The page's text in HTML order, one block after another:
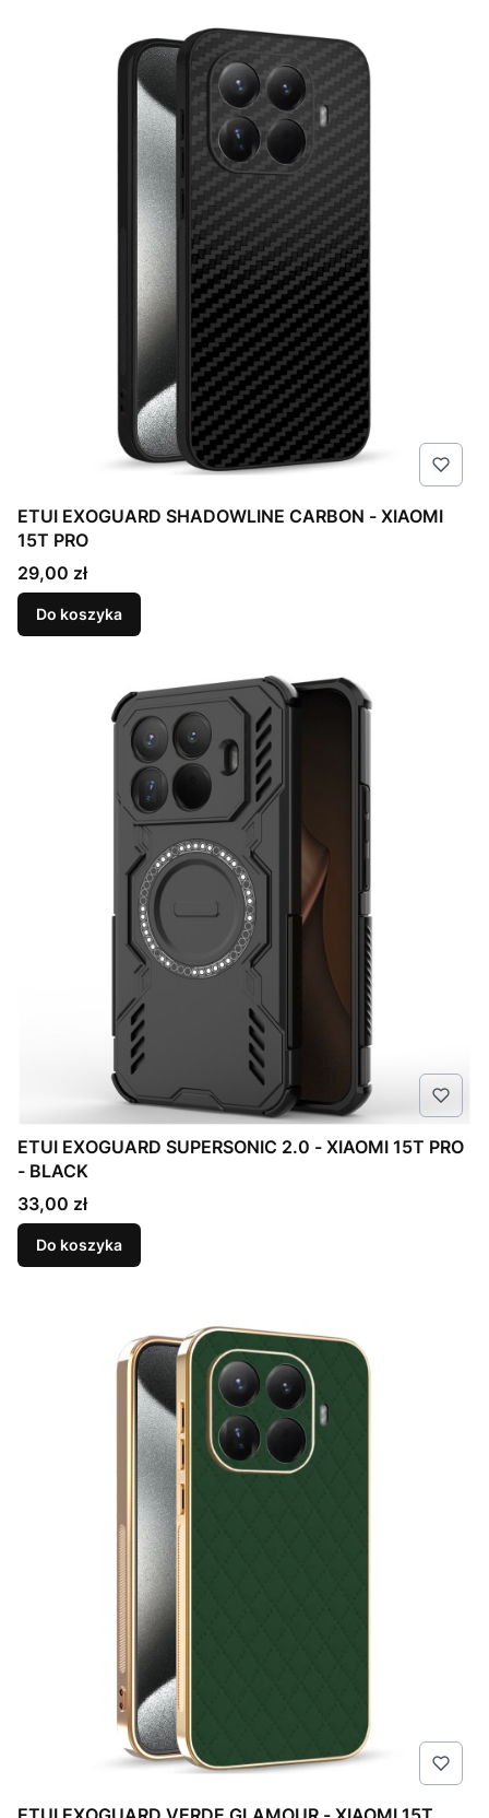
ETUI EXOGUARD SHADOWLINE CARBON - XIAOMI
15T PRO
Cena
29,00 zł
Do koszyka
ETUI EXOGUARD SUPERSONIC 2.0 - XIAOMI 15T PRO
- BLACK
Cena
33,00 zł
Do koszyka